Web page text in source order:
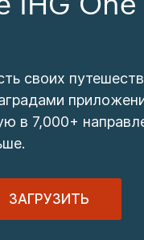
своих
в 7,000+
ЗАГРУЗИТЬ